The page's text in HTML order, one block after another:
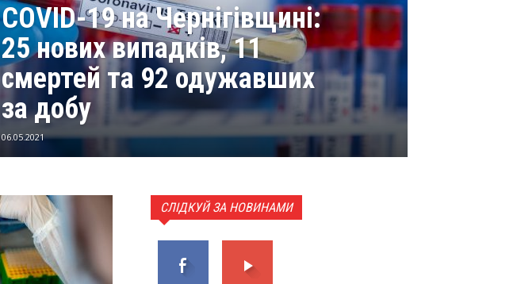
COVID-19 на Чернігівщині:
25 нових випадків, 11
смертей та 92 одужавших
за добу
06.05.2021
СЛІДКУЙ ЗА НОВИНАМИ